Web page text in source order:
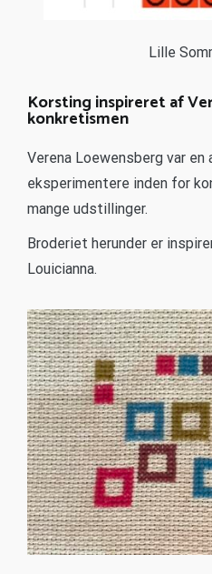
Lille
Korsting inspireret af
konkretismen
Verena Loewensberg var
eksperimentere inden for
mange udstillinger.
Broderiet herunder er
Louicianna.